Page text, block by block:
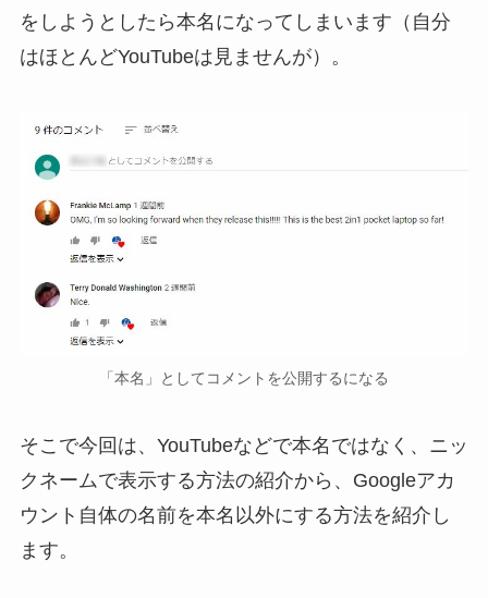
をしようとしたら本名になってしまいます（自分
はほとんどYouTubeは見ませんが）。
「本名」としてコメントを公開するになる
そこで今回は、YouTubeなどで本名ではなく、ニッ
クネームで表示する方法の紹介から、Googleアカ
ウント自体の名前を本名以外にする方法を紹介し
ます。